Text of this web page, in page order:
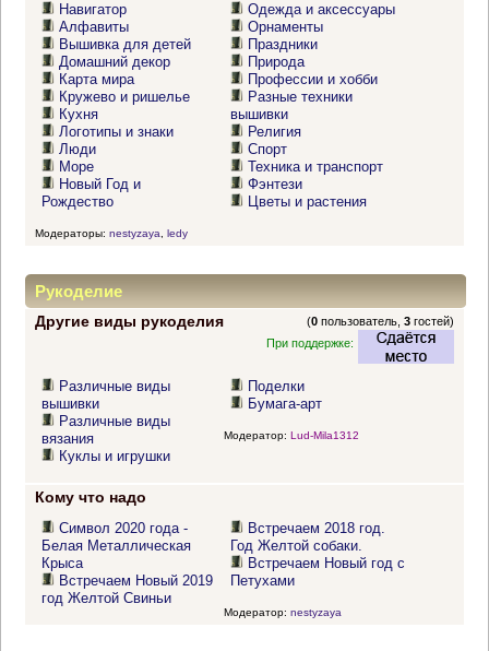
Навигатор
Алфавиты
Вышивка для детей
Домашний декор
Карта мира
Кружево и ришелье
Кухня
Логотипы и знаки
Люди
Море
Новый Год и
Рождество
Одежда и аксессуары
Орнаменты
Праздники
Природа
Профессии и хобби
Разные техники
вышивки
Религия
Спорт
Техника и транспорт
Фэнтези
Цветы и растения
Модераторы: nestyzaya ledy
Рукоделие
Другие виды рукоделия (0 пользователь,3 гостей)
При поддержке:
Различные виды
вышивки
Различные виды
вязания
Куклы и игрушки
Поделки
Бумага-арт
Модератор: Lud-Mila1312
Кому что надо
Символ 2020 года -
Белая Металлическая
Крыса
Встречаем Новый 2019
год Желтой Свиньи
Встречаем 2018 год.
Год Желтой собаки.
Встречаем Новый год с
Петухами
Модератор: nestyzaya